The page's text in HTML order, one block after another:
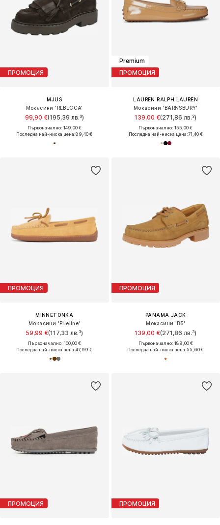
ПРОМОЦИЯ
MJUS
Мокасини 'REBECCA'
99,90 €(195,39 лв.³)
Първоначално: 149,00 €
Последна най-ниска цена:89,40 €
Premium
ПРОМОЦИЯ
LAUREN RALPH LAUREN
Мокасини 'BARNSBURY'
139,00 €(271,86 лв.³)
Първоначално: 155,00 €
Последна най-ниска цена:71,40 €
ПРОМОЦИЯ
MINNETONKA
Мокасини 'Pileline'
59,99 €(117,33 лв.³)
Първоначално: 100,00 €
Последна най-ниска цена:47,99 €
ПРОМОЦИЯ
PANAMA JACK
Мокасини 'B5'
139,00 €(271,86 лв.³)
Първоначално: 189,00 €
Последна най-ниска цена:55,60 €
ПРОМОЦИЯ ПРОМОЦИЯ